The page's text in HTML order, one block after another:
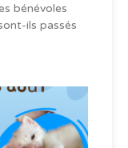
bénévoles
ils passés